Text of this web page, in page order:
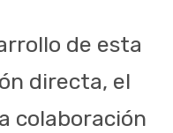
de esta
directa, el
colaboración